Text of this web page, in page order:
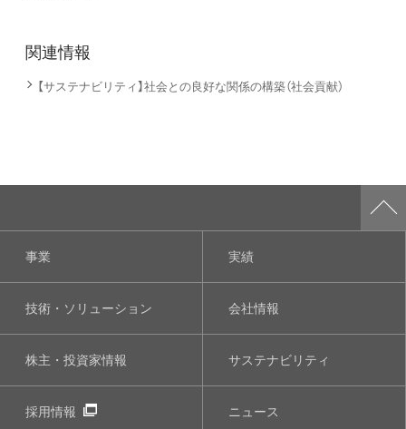
関連情報
【サステナビリティ】社会との良好な関係の構築（社会貢献）
事業 実績
技術・ソリューション 会社情報
株主・投資家情報 サステナビリティ
採用情報 ニュース